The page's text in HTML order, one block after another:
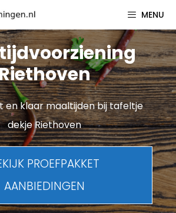
MENU
en klaar maaltijden bij tafeltje
dekje Riethoven
PROEFPAKKET
AANBIEDINGEN